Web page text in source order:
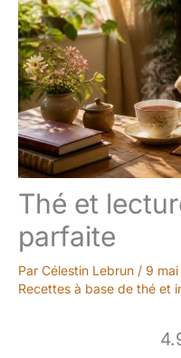
Thé et
parfaite
Par Célestin Lebrun / 9
Recettes à base de thé et